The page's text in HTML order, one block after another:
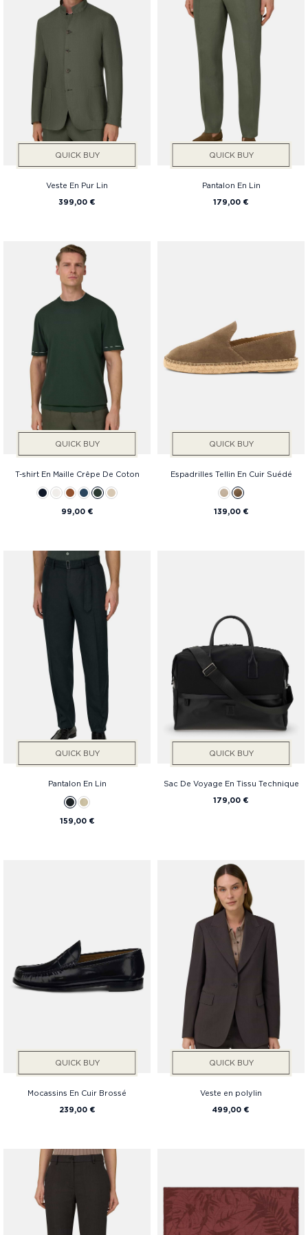
Prix
QUICK BUY
Veste En Pur Lin
399,00 €
QUICK BUY
Pantalon En Lin
179,00 €
QUICK BUY
T-shirt En Maille Crêpe De Coton
99,00 €
QUICK BUY
Espadrilles Tellin En Cuir Suédé
139,00 €
QUICK BUY
Pantalon En Lin
159,00 €
QUICK BUY
Sac De Voyage En Tissu Technique
179,00 €
QUICK BUY
Mocassins En Cuir Brossé
239,00 €
QUICK BUY
Veste en polylin
499,00 €